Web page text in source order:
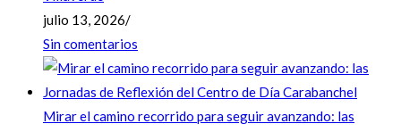
julio 13, 2026/
Sin comentarios
Mirar el camino recorrido para seguir avanzando: las